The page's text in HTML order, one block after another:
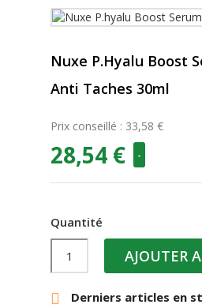
Nuxe P.hyalu Boost
Anti Taches 30ml
Prix conseillé : 33,58 €
28,54 € -
Quantité
AJOUTER
 Derniers articles en